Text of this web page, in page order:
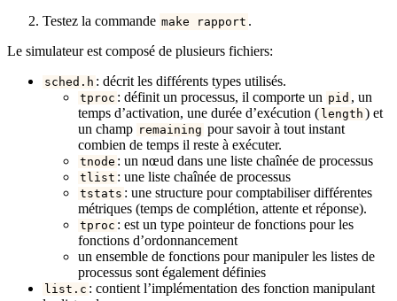
Testez la commande make rapport .
Le simulateur est composé de plusieurs fichiers:
sched.h : décrit les différents types utilisés.
tproc : définit un processus, il comporte un pid , un
temps d’activation, une durée d’exécution ( length ) et
un champ remaining pour savoir à tout instant
combien de temps il reste à exécuter.
tnode : un nœud dans une liste chaînée de processus
tlist : une liste chaînée de processus
tstats : une structure pour comptabiliser différentes
métriques (temps de complétion, attente et réponse).
tproc : est un type pointeur de fonctions pour les
fonctions d’ordonnancement
un ensemble de fonctions pour manipuler les listes de
processus sont également définies
list.c : contient l’implémentation des fonction manipulant